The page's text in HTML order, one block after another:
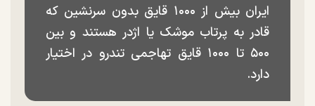
ایران بیش از ۱۰۰۰ قایق بدون سرنشین که
قادر به پرتاب موشک یا اژدر هستند و بین
۵۰۰ تا ۱۰۰۰ قایق تهاجمی تندرو در اختیار
دارد.